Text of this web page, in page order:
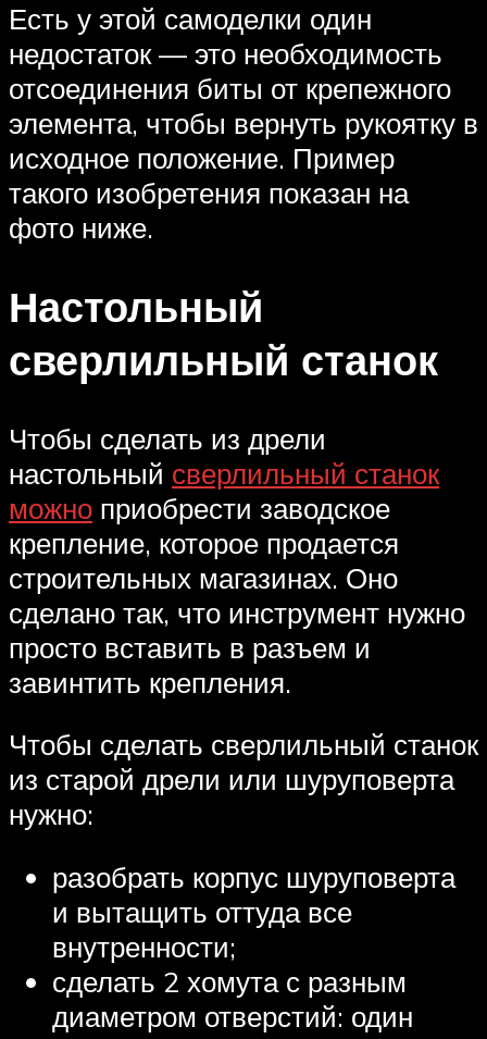
Есть у этой самоделки один
недостаток — это необходимость
отсоединения биты от крепежного
элемента, чтобы вернуть рукоятку в
исходное положение. Пример
такого изобретения показан на
фото ниже.
Настольный
сверлильный станок
Чтобы сделать из дрели
настольный сверлильный станок
можно приобрести заводское
крепление, которое продается
строительных магазинах. Оно
сделано так, что инструмент нужно
просто вставить в разъем и
завинтить крепления.
Чтобы сделать сверлильный станок
из старой дрели или шуруповерта
нужно:
разобрать корпус шуруповерта
и вытащить оттуда все
внутренности;
сделать 2 хомута с разным
диаметром отверстий: один